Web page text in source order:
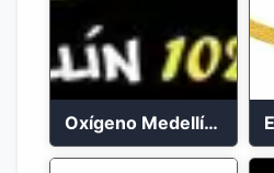
Oxígeno Medellín 90.9 FM en vivo